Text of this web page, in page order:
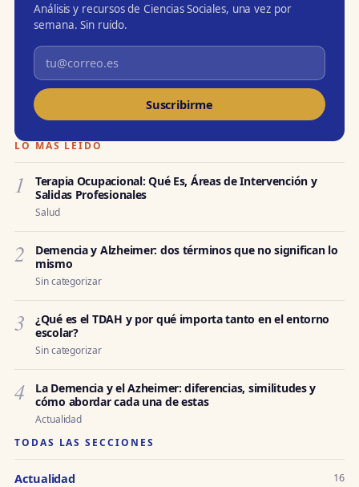
Análisis y recursos de Ciencias Sociales, una vez por
semana. Sin ruido.
Suscribirme
LO MÁS LEÍDO
1
Terapia Ocupacional: Qué Es, Áreas de Intervención y
Salidas Profesionales
Salud
2
Demencia y Alzheimer: dos términos que no significan lo
mismo
Sin categorizar
3
¿Qué es el TDAH y por qué importa tanto en el entorno
escolar?
Sin categorizar
4
La Demencia y el Azheimer: diferencias, similitudes y
cómo abordar cada una de estas
Actualidad
TODAS LAS SECCIONES
Actualidad 16